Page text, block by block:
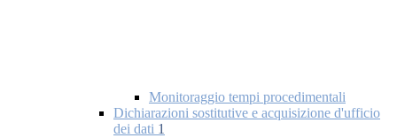
Monitoraggio tempi procedimentali
Dichiarazioni sostitutive e acquisizione d'ufficio
dei dati 1